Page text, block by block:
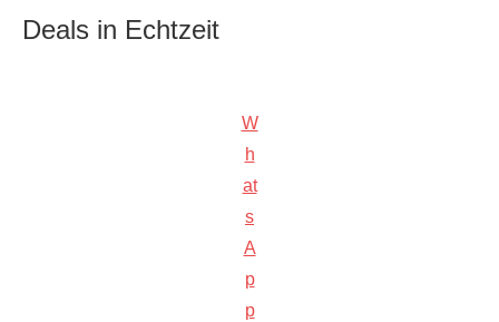
Deals in Echtzeit
W
h
at
s
A
p
p